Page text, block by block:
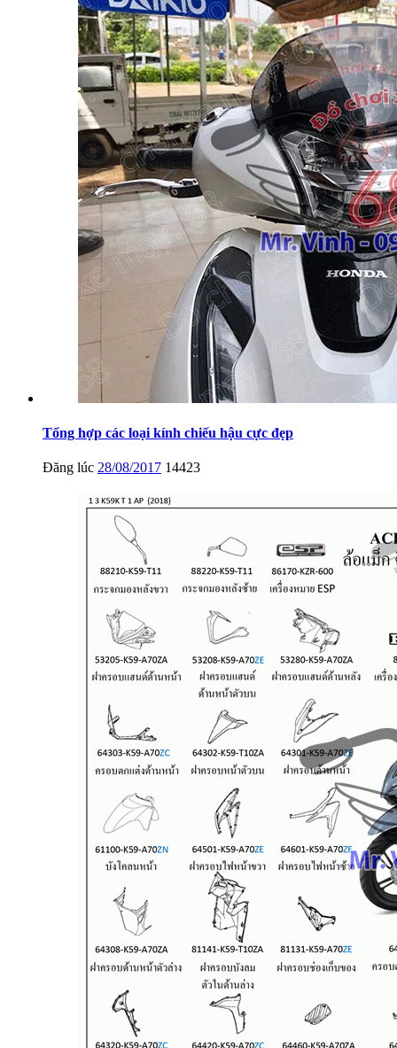
Tổng hợp các loại kính chiếu hậu cực đẹp
Đăng lúc 28/08/2017 14423